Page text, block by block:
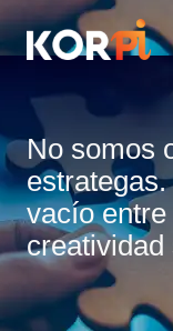
Ir
al
No somos
vacío